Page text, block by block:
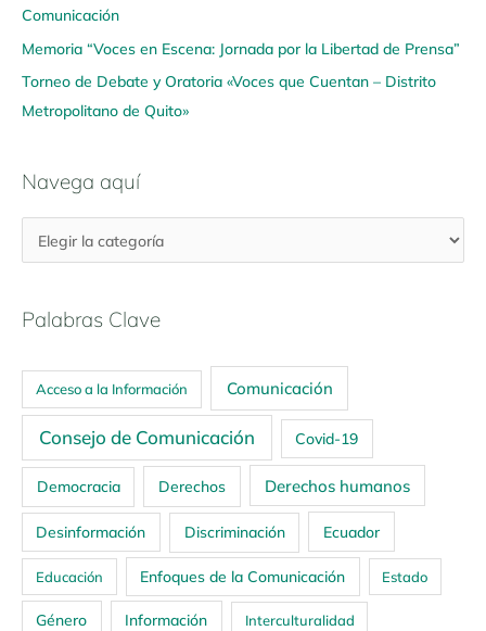
Comunicación
Memoria “Voces en Escena: Jornada por la Libertad de Prensa”
Torneo de Debate y Oratoria «Voces que Cuentan – Distrito
Metropolitano de Quito»
Navega aquí
Palabras Clave
Acceso a la Información Comunicación
Consejo de Comunicación Covid-19
Democracia Derechos Derechos humanos
Desinformación Discriminación Ecuador
Educación Enfoques de la Comunicación Estado
Género Información Interculturalidad